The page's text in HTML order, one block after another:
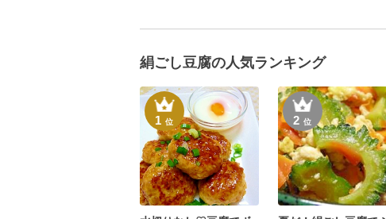
絹ごし豆腐の人気ランキング
1位 2位